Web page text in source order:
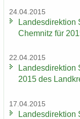
24.04.2015
Lan­des­di­rek­ti­on
Chem­nitz für
22.04.2015
Lan­des­di­rek­ti­on
2015 des
17.04.2015
Lan­des­di­rek­ti­on